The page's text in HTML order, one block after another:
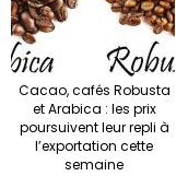
Cacao, cafés Robusta
et Arabica : les prix
poursuivent leur repli à
l’exportation cette
semaine